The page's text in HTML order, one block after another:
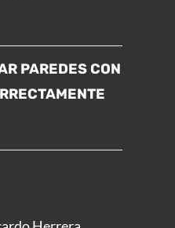
PAREDES CON